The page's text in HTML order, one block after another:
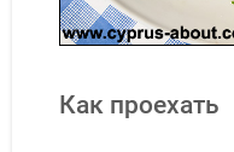
Как проехать